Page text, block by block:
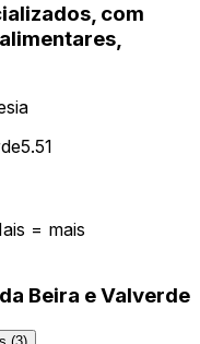
com
5.51
= mais
Beira e Valverde